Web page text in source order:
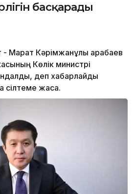
басқарады
Марат Кәрімжанұлы Қарабаев
Көлік министрі
деп хабарлайды
сілтеме жаса.